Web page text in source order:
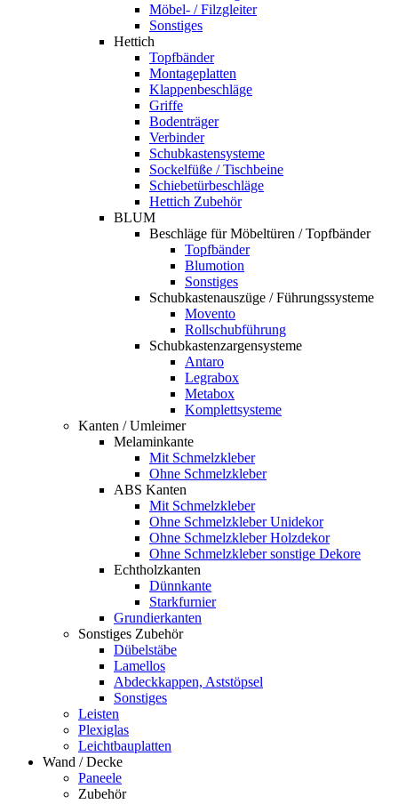
Möbel- / Filzgleiter
Sonstiges
Hettich
Topfbänder
Montageplatten
Klappenbeschläge
Griffe
Bodenträger
Verbinder
Schubkastensysteme
Sockelfüße / Tischbeine
Schiebetürbeschläge
Hettich Zubehör
BLUM
Beschläge für Möbeltüren / Topfbänder
Topfbänder
Blumotion
Sonstiges
Schubkastenauszüge / Führungssysteme
Movento
Rollschubführung
Schubkastenzargensysteme
Antaro
Legrabox
Metabox
Komplettsysteme
Kanten / Umleimer
Melaminkante
Mit Schmelzkleber
Ohne Schmelzkleber
ABS Kanten
Mit Schmelzkleber
Ohne Schmelzkleber Unidekor
Ohne Schmelzkleber Holzdekor
Ohne Schmelzkleber sonstige Dekore
Echtholzkanten
Dünnkante
Starkfurnier
Grundierkanten
Sonstiges Zubehör
Dübelstäbe
Lamellos
Abdeckkappen, Aststöpsel
Sonstiges
Leisten
Plexiglas
Leichtbauplatten
Wand / Decke
Paneele
Zubehör